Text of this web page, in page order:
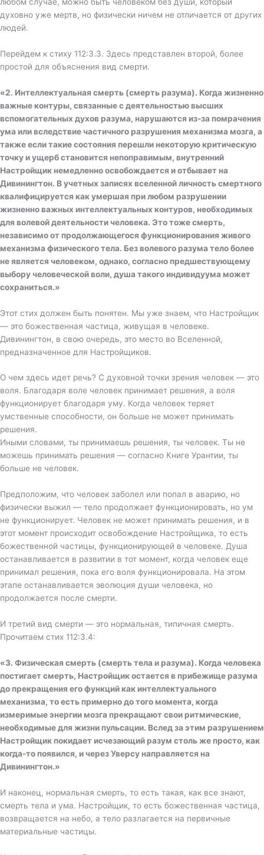
духовно уже мертв, но физически ничем не отличается от других
людей.
Перейдем к стиху 112:3.3. Здесь представлен второй, более
простой для объяснения вид смерти.
«2. Интеллектуальная смерть (смерть разума). Когда жизненно
важные контуры, связанные с деятельностью высших
вспомогательных духов разума, нарушаются из-за помрачения
ума или вследствие частичного разрушения механизма мозга, а
также если такие состояния перешли некоторую критическую
точку и ущерб становится непоправимым, внутренний
Настройщик немедленно освобождается и отбывает на
Дивинингтон. В учетных записях вселенной личность смертного
квалифицируется как умершая при любом разрушении
жизненно важных интеллектуальных контуров, необходимых
для волевой деятельности человека. Это тоже смерть,
независимо от продолжающегося функционирования живого
механизма физического тела. Без волевого разума тело более
не является человеком, однако, согласно предшествующему
выбору человеческой воли, душа такого индивидуума может
сохраниться.»
Этот стих должен быть понятен. Мы уже знаем, что Настройщик
— это божественная частица, живущая в человеке.
Дивинингтон, в свою очередь, это место во Вселенной,
предназначенное для Настройщиков.
О чем здесь идет речь? С духовной точки зрения человек — это
воля. Благодаря воле человек принимает решения, а воля
функционирует благодаря уму. Когда человек теряет
умственные способности, он больше не может принимать
решения.
Иными словами, ты принимаешь решения, ты человек. Ты не
можешь принимать решения — согласно Книге Урантии, ты
больше не человек.
Предположим, что человек заболел или попал в аварию, но
физически выжил — тело продолжает функционировать, но ум
не функционирует. Человек не может принимать решения, и в
этот момент происходит освобождение Настройщика, то есть
божественной частицы, функционирующей в человеке. Душа
останавливается в развитии в тот момент, когда человек еще
принимал решения, пока его воля функционировала. На этом
этапе останавливается эволюция души человека, но
продолжается после смерти.
И третий вид смерти — это нормальная, типичная смерть.
Прочитаем стих 112:3.4:
«3. Физическая смерть (смерть тела и разума). Когда человека
постигает смерть, Настройщик остается в прибежище разума
до прекращения его функций как интеллектуального
механизма, то есть примерно до того момента, когда
измеримые энергии мозга прекращают свои ритмические,
необходимые для жизни пульсации. Вслед за этим разрушением
Настройщик покидает исчезающий разум столь же просто, как
когда-то появился, и через Уверсу направляется на
Дивинингтон.»
И наконец, нормальная смерть, то есть такая, как все знают,
смерть тела и ума. Настройщик, то есть божественная частица,
возвращается на небо, а тело разлагается на первичные
материальные частицы.